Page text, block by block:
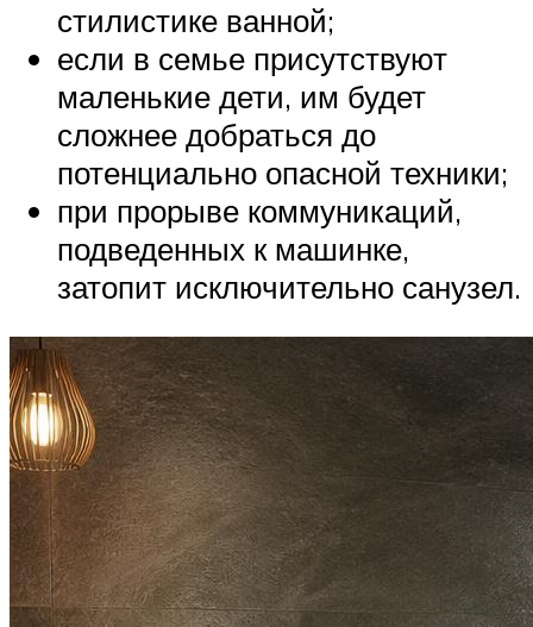
стилистике ванной;
если в семье присутствуют
маленькие дети, им будет
сложнее добраться до
потенциально опасной техники;
при прорыве коммуникаций,
подведенных к машинке,
затопит исключительно санузел.